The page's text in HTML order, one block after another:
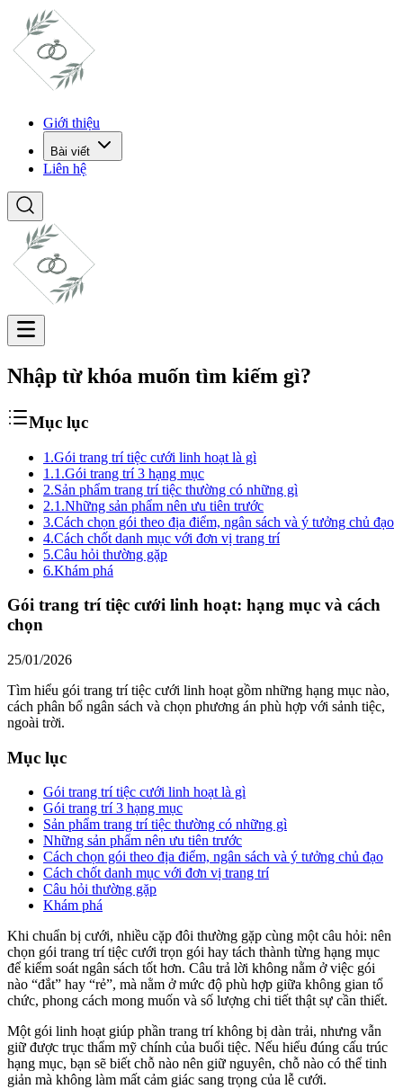
Giới thiệu
Bài viết
Liên hệ
Nhập từ khóa muốn tìm kiếm gì?
Mục lục
1.Gói trang trí tiệc cưới linh hoạt là gì
1.1.Gói trang trí 3 hạng mục
2.Sản phẩm trang trí tiệc thường có những gì
2.1.Những sản phẩm nên ưu tiên trước
3.Cách chọn gói theo địa điểm, ngân sách và ý tưởng chủ đạo
4.Cách chốt danh mục với đơn vị trang trí
5.Câu hỏi thường gặp
6.Khám phá
Gói trang trí tiệc cưới linh hoạt: hạng mục và cách
chọn
25/01/2026
Tìm hiểu gói trang trí tiệc cưới linh hoạt gồm những hạng mục nào,
cách phân bổ ngân sách và chọn phương án phù hợp với sảnh tiệc,
ngoài trời.
Mục lục
Gói trang trí tiệc cưới linh hoạt là gì
Gói trang trí 3 hạng mục
Sản phẩm trang trí tiệc thường có những gì
Những sản phẩm nên ưu tiên trước
Cách chọn gói theo địa điểm, ngân sách và ý tưởng chủ đạo
Cách chốt danh mục với đơn vị trang trí
Câu hỏi thường gặp
Khám phá
Khi chuẩn bị cưới, nhiều cặp đôi thường gặp cùng một câu hỏi: nên
chọn gói trang trí tiệc cưới trọn gói hay tách thành từng hạng mục
để kiểm soát ngân sách tốt hơn. Câu trả lời không nằm ở việc gói
nào “đắt” hay “rẻ”, mà nằm ở mức độ phù hợp giữa không gian tổ
chức, phong cách mong muốn và số lượng chi tiết thật sự cần thiết.
Một gói linh hoạt giúp phần trang trí không bị dàn trải, nhưng vẫn
giữ được trục thẩm mỹ chính của buổi tiệc. Nếu hiểu đúng cấu trúc
hạng mục, bạn sẽ biết chỗ nào nên giữ nguyên, chỗ nào có thể tinh
giản mà không làm mất cảm giác sang trọng của lễ cưới.